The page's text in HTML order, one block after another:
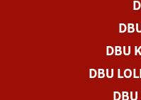
DBU
DBU